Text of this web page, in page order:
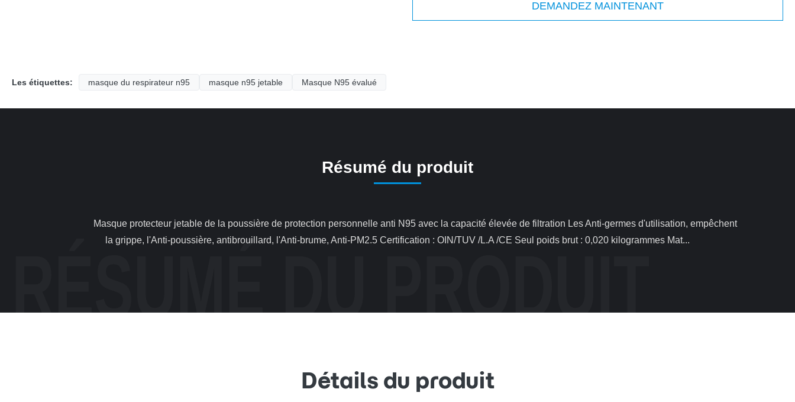
DEMANDEZ MAINTENANT
Les étiquettes: masque du respirateur n95 masque n95 jetable Masque N95 évalué
Résumé du produit
la grippe, l'Anti-poussière, antibrouillard, l'Anti-brume, Anti-PM2.5 Certification : OIN/TUV /L.A /CE Seul poids brut : 0,020 kilogrammes Mat...
Détails du produit